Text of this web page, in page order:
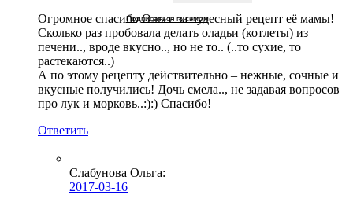
Подписаться письмом
Огромное спасибо Ольге за чудесный рецепт её мамы!
Сколько раз пробовала делать оладьи (котлеты) из
печени.., вроде вкусно.., но не то.. (..то сухие, то
растекаются..)
А по этому рецепту действительно – нежные, сочные и
вкусные получились! Дочь смела.., не задавая вопросов
про лук и морковь..:):) Спасибо!
Ответить
Слабунова Ольга:
2017-03-16